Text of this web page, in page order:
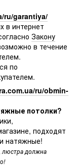
ru/garantiya/
в интернет
Закону
в течение
по
ru/obmin-
потолки?
подходят
натяжные!
люстра должна